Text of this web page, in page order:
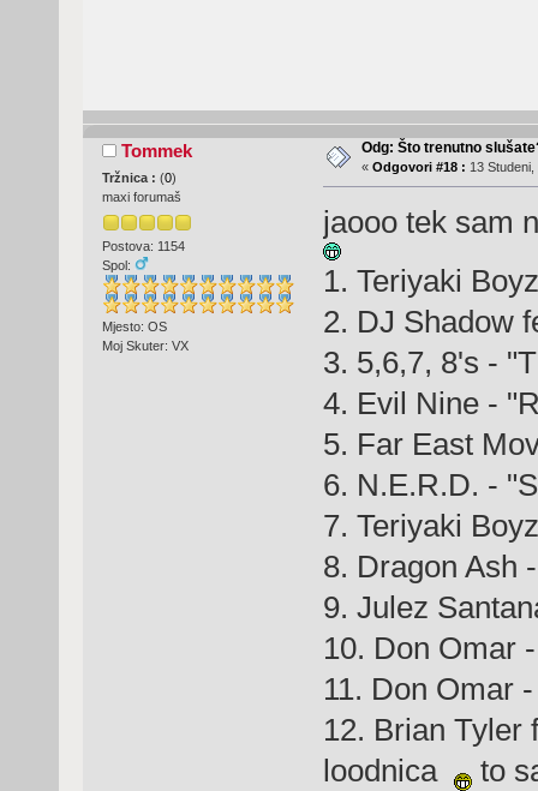
Tommek
Tržnica : (0)
maxi forumaš
Postova: 1154
Spol:
Mjesto: OS
Moj Skuter: VX
Odg: Što trenutno
« Odgovori #18 : 13
jaooo tek sam
1. Teriyaki
2. DJ Shadow
3. 5,6,7, 8's -
4. Evil Nine -
5. Far East
6. N.E.R.D. -
7. Teriyaki
8. Dragon Ash
9. Julez
10. Don Omar
11. Don Omar
12. Brian
loodnica
to